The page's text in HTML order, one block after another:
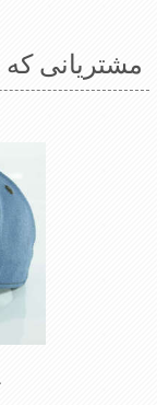
مشتریانی که